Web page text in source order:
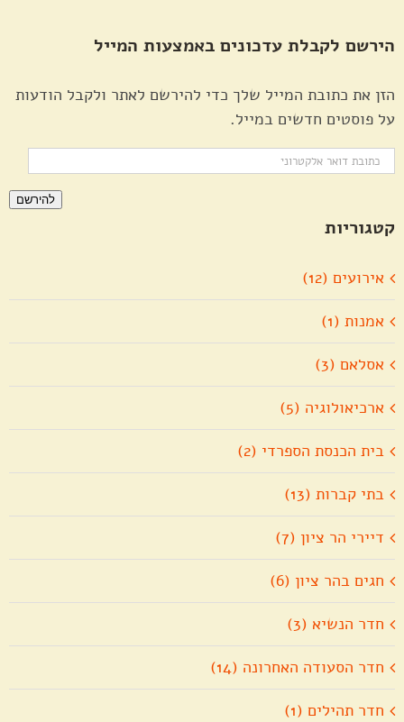
הירשם לקבלת עדכונים באמצעות המייל
הזן את כתובת המייל שלך כדי להירשם לאתר ולקבל הודעות
על פוסטים חדשים במייל.
כתובת
להירשם
קטגוריות
אירועים (12)
אמנות (1)
אסלאם (3)
ארכיאולוגיה (5)
בית הכנסת הספרדי (2)
בתי קברות (13)
דיירי הר ציון (7)
חגים בהר ציון (6)
חדר הנשיא (3)
חדר הסעודה האחרונה (14)
חדר תהילים (1)